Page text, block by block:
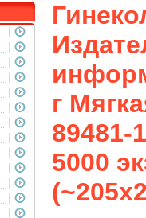
г
89481-
5000